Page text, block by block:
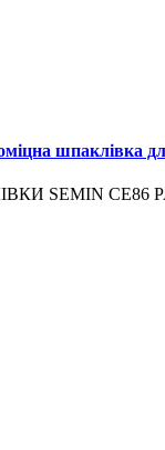
шпаклівка
CE86